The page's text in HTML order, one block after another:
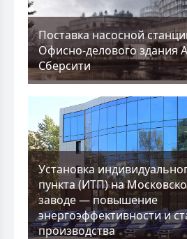
Поставка насосной
Офисно-делового здания
Сберсити
Установка
пункта (ИТП) на
заводе — повышение
энергоэффективности и
производства